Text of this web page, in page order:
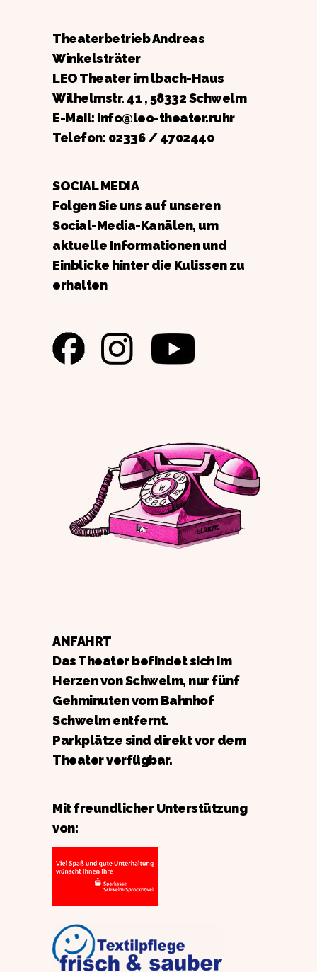
Theaterbetrieb Andreas
Winkelsträter
LEO Theater im lbach-Haus
Wilhelmstr. 41 , 58332 Schwelm
E-Mail: info@leo-theater.ruhr
Telefon: 02336 / 4702440
SOCIAL MEDIA
Folgen Sie uns auf unseren
Social-Media-Kanälen, um
aktuelle Informationen und
Einblicke hinter die Kulissen zu
erhalten
ANFAHRT
Das Theater befindet sich im
Herzen von Schwelm, nur fünf
Gehminuten vom Bahnhof
Schwelm entfernt.
Parkplätze sind direkt vor dem
Theater verfügbar.
Mit freundlicher Unterstützung
von: